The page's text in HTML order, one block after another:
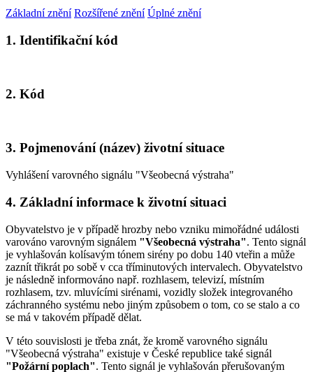
Základní znění Rozšířené znění Úplné znění
1. Identifikační kód
2. Kód
3. Pojmenování (název) životní situace
Vyhlášení varovného signálu "Všeobecná výstraha"
4. Základní informace k životní situaci
Obyvatelstvo je v případě hrozby nebo vzniku mimořádné události
varováno varovným signálem "Všeobecná výstraha". Tento signál
je vyhlašován kolísavým tónem sirény po dobu 140 vteřin a může
zaznít třikrát po sobě v cca tříminutových intervalech. Obyvatelstvo
je následně informováno např. rozhlasem, televizí, místním
rozhlasem, tzv. mluvícími sirénami, vozidly složek integrovaného
záchranného systému nebo jiným způsobem o tom, co se stalo a co
se má v takovém případě dělat.
V této souvislosti je třeba znát, že kromě varovného signálu
"Všeobecná výstraha" existuje v České republice také signál
"Požární poplach". Tento signál je vyhlašován přerušovaným